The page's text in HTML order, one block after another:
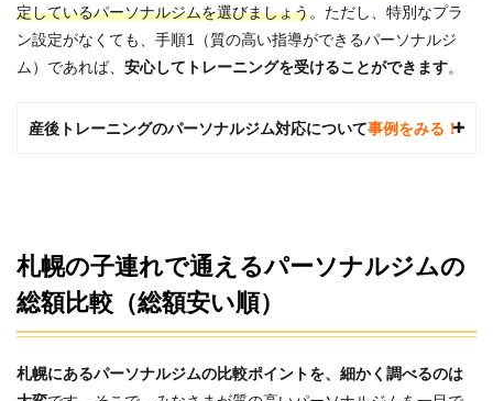
定しているパーソナルジムを選びましょう。ただし、特別なプラ
ン設定がなくても、手順1（質の高い指導ができるパーソナルジ
ム）であれば、 安心してトレーニングを受けることができます。
産後トレーニングのパーソナルジム対応について事例をみる！
札幌の子連れで通えるパーソナルジムの
総額比較（総額安い順）
札幌にあるパーソナルジムの比較ポイントを、 細かく調べるのは